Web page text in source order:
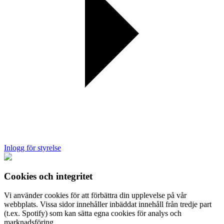
Inlogg för styrelse
Cookies och integritet
Vi använder cookies för att förbättra din upplevelse på vår
webbplats. Vissa sidor innehåller inbäddat innehåll från tredje part
(t.ex. Spotify) som kan sätta egna cookies för analys och